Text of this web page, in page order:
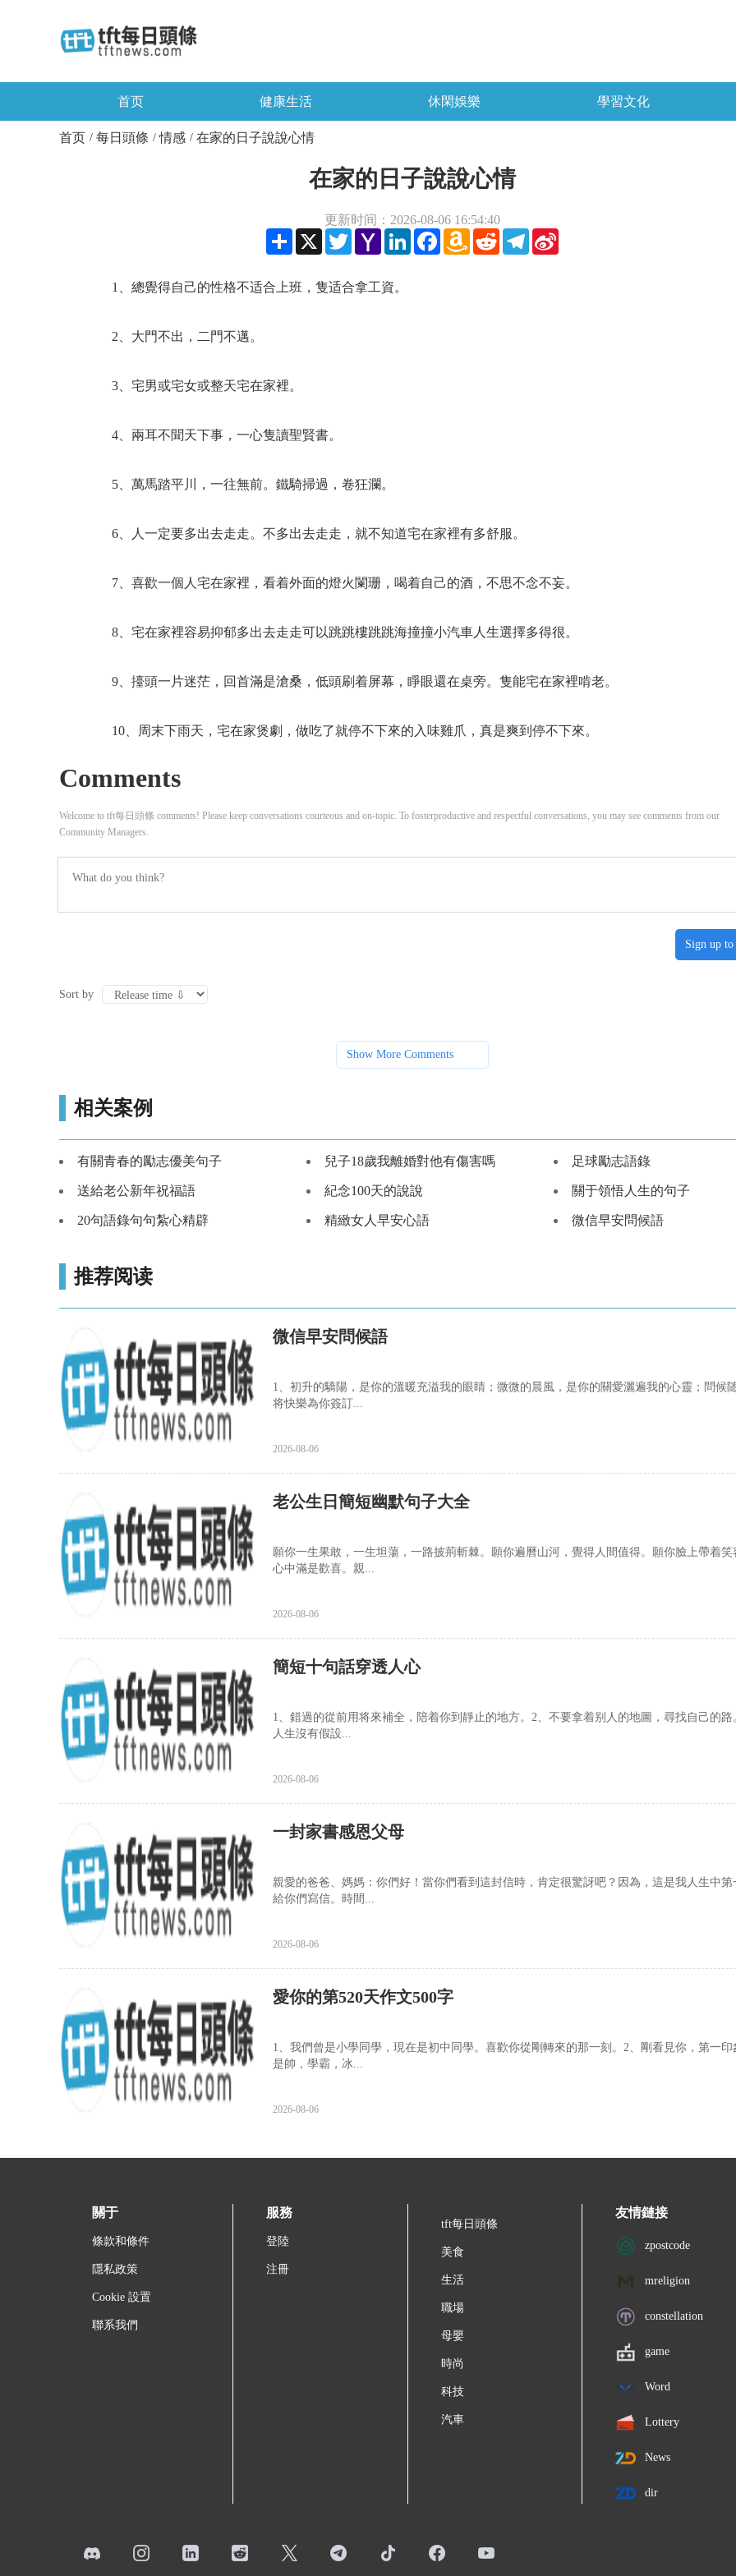
首页 健康生活 休閑娛樂 學習文化
首页 / 每日頭條 / 情感 / 在家的日子說說心情
在家的日子說說心情
更新时间：2026-08-06 16:54:40
Share X TwitterYahoo
Mail
LinkedInFacebookAmazon
Wish
Reddit Telegram
1、總覺得自己的性格不适合上班，隻适合拿工資。
2、大門不出，二門不邁。
3、宅男或宅女或整天宅在家裡。
4、兩耳不聞天下事，一心隻讀聖賢書。
5、萬馬踏平川，一往無前。鐵騎掃過，卷狂瀾。
6、人一定要多出去走走。不多出去走走，就不知道宅在家裡有多舒服。
7、喜歡一個人宅在家裡，看着外面的燈火闌珊，喝着自己的酒，不思不念不妄。
8、宅在家裡容易抑郁多出去走走可以跳跳樓跳跳海撞撞小汽車人生選擇多得很。
9、擡頭一片迷茫，回首滿是滄桑，低頭刷着屏幕，睜眼還在桌旁。隻能宅在家裡啃老。
10、周末下雨天，宅在家煲劇，做吃了就停不下來的入味雞爪，真是爽到停不下來。
Comments
Welcome to tft每日頭條 comments! Please keep conversations courteous and on-topic. To fosterproductive and respectful conversations, you may see comments from our
Community Managers.
Sign up to
Sort by
Show More Comments
相关案例
有關青春的勵志優美句子 兒子18歲我離婚對他有傷害嗎 足球勵志語錄
送給老公新年祝福語 紀念100天的說說 關于領悟人生的句子
20句語錄句句紮心精辟 精緻女人早安心語 微信早安問候語
推荐阅读
微信早安問候語
1、初升的驕陽，是你的溫暖充溢我的眼睛；微微的晨風，是你的關愛灑遍我的心靈；問候
将快樂為你簽訂...
2026-08-06
老公生日簡短幽默句子大全
願你一生果敢，一生坦蕩，一路披荊斬棘。願你遍曆山河，覺得人間值得。願你臉上帶着笑
心中滿是歡喜。親...
2026-08-06
簡短十句話穿透人心
1、錯過的從前用将來補全，陪着你到靜止的地方。2、不要拿着别人的地圖，尋找自己的路
人生沒有假設...
2026-08-06
一封家書感恩父母
親愛的爸爸、媽媽：你們好！當你們看到這封信時，肯定很驚訝吧？因為，這是我人生中第
給你們寫信。時間...
2026-08-06
愛你的第520天作文500字
1、我們曾是小學同學，現在是初中同學。喜歡你從剛轉來的那一刻。2、剛看見你，第一印
是帥，學霸，冰...
2026-08-06
關于
條款和條件
隱私政策
Cookie 設置
聯系我們
服務
登陸
注冊
tft每日頭條
美食
生活
職場
母嬰
時尚
科技
汽車
友情鏈接
zpostcode
mreligion
constellation
game
Word
Lottery
News
dir